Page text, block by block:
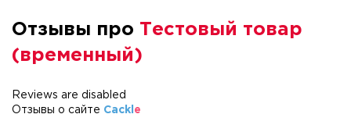
Отзывы про Тестовый товар
(временный)
Reviews are disabled
Отзывы о сайте Cackl e